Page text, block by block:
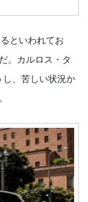
といわれてお
。カルロス・タ
、苦しい状況か